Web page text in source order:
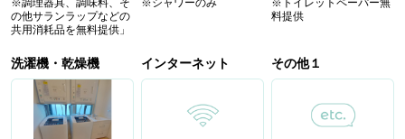
の他サランラップなどの
共用消耗品を無料提供」
料提供
洗濯機・乾燥機 インターネット その他１